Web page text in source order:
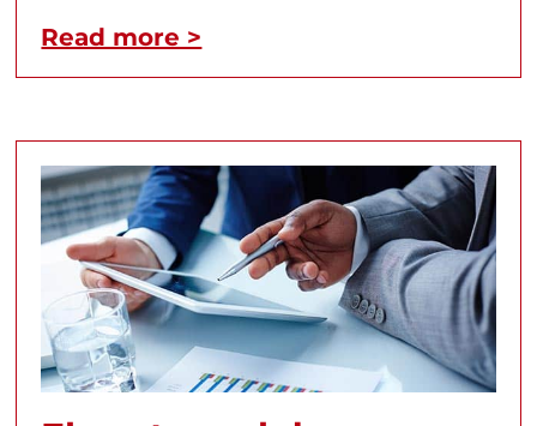
Read more >